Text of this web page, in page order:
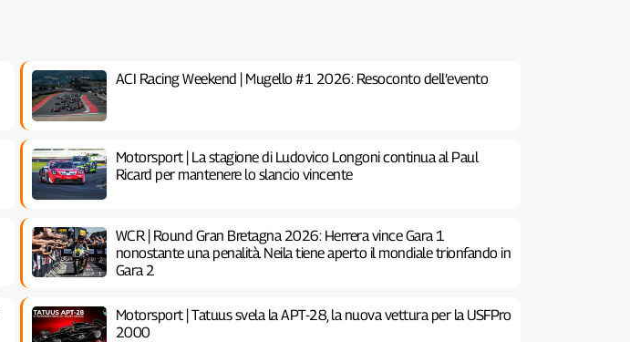
ACI Racing Weekend | Mugello #1 2026: Resoconto dell’evento
Motorsport | La stagione di Ludovico Longoni continua al Paul
Ricard per mantenere lo slancio vincente
WCR | Round Gran Bretagna 2026: Herrera vince Gara 1
nonostante una penalità. Neila tiene aperto il mondiale trionfando in
Gara 2
Motorsport | Tatuus svela la APT-28, la nuova vettura per la USFPro
2000